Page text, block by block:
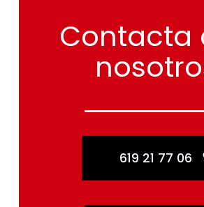
Contacta
619 21 77 06